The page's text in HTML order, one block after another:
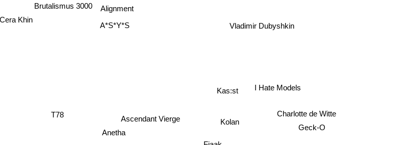
A*S*Y*S
Alignment
I Hate Models
Brutalismus 3000
Ascendant Vierge
Charlotte de Witte
T78
Anetha
Cera Khin
Kas:st
Vladimir Dubyshkin
Kolan
Geck-O